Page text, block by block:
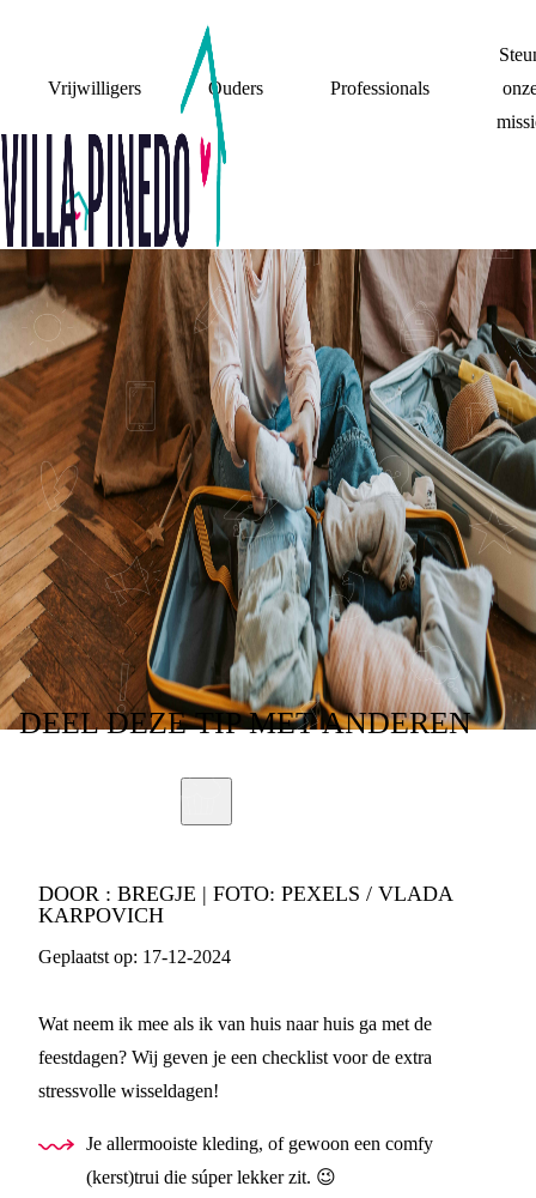
Vrijwilligers Ouders Professionals
MIJN OUDERS BELANGRIJKE MOMENTEN
CHECKLIST
WISSELEN
TIJDENS
FEESTDAGEN
DEELDEZE TIPMET ANDEREN
DOOR : BREGJE | FOTO: PEXELS / VLADA
KARPOVICH
Geplaatst op: 17-12-2024
Wat neem ik mee als ik van huis naar huis ga met de
feestdagen? Wij geven je een checklist voor de extra
stressvolle wisseldagen!
Je allermooiste kleding, of gewoon een comfy
(kerst)trui die súper lekker zit. 😉